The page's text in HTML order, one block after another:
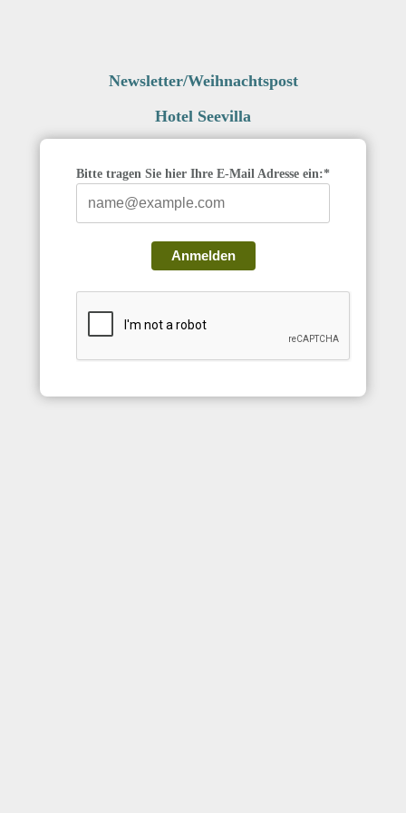
Newsletter/Weihnachtspost
Hotel Seevilla
Bitte tragen Sie hier Ihre E-Mail Adresse ein:*
Anmelden